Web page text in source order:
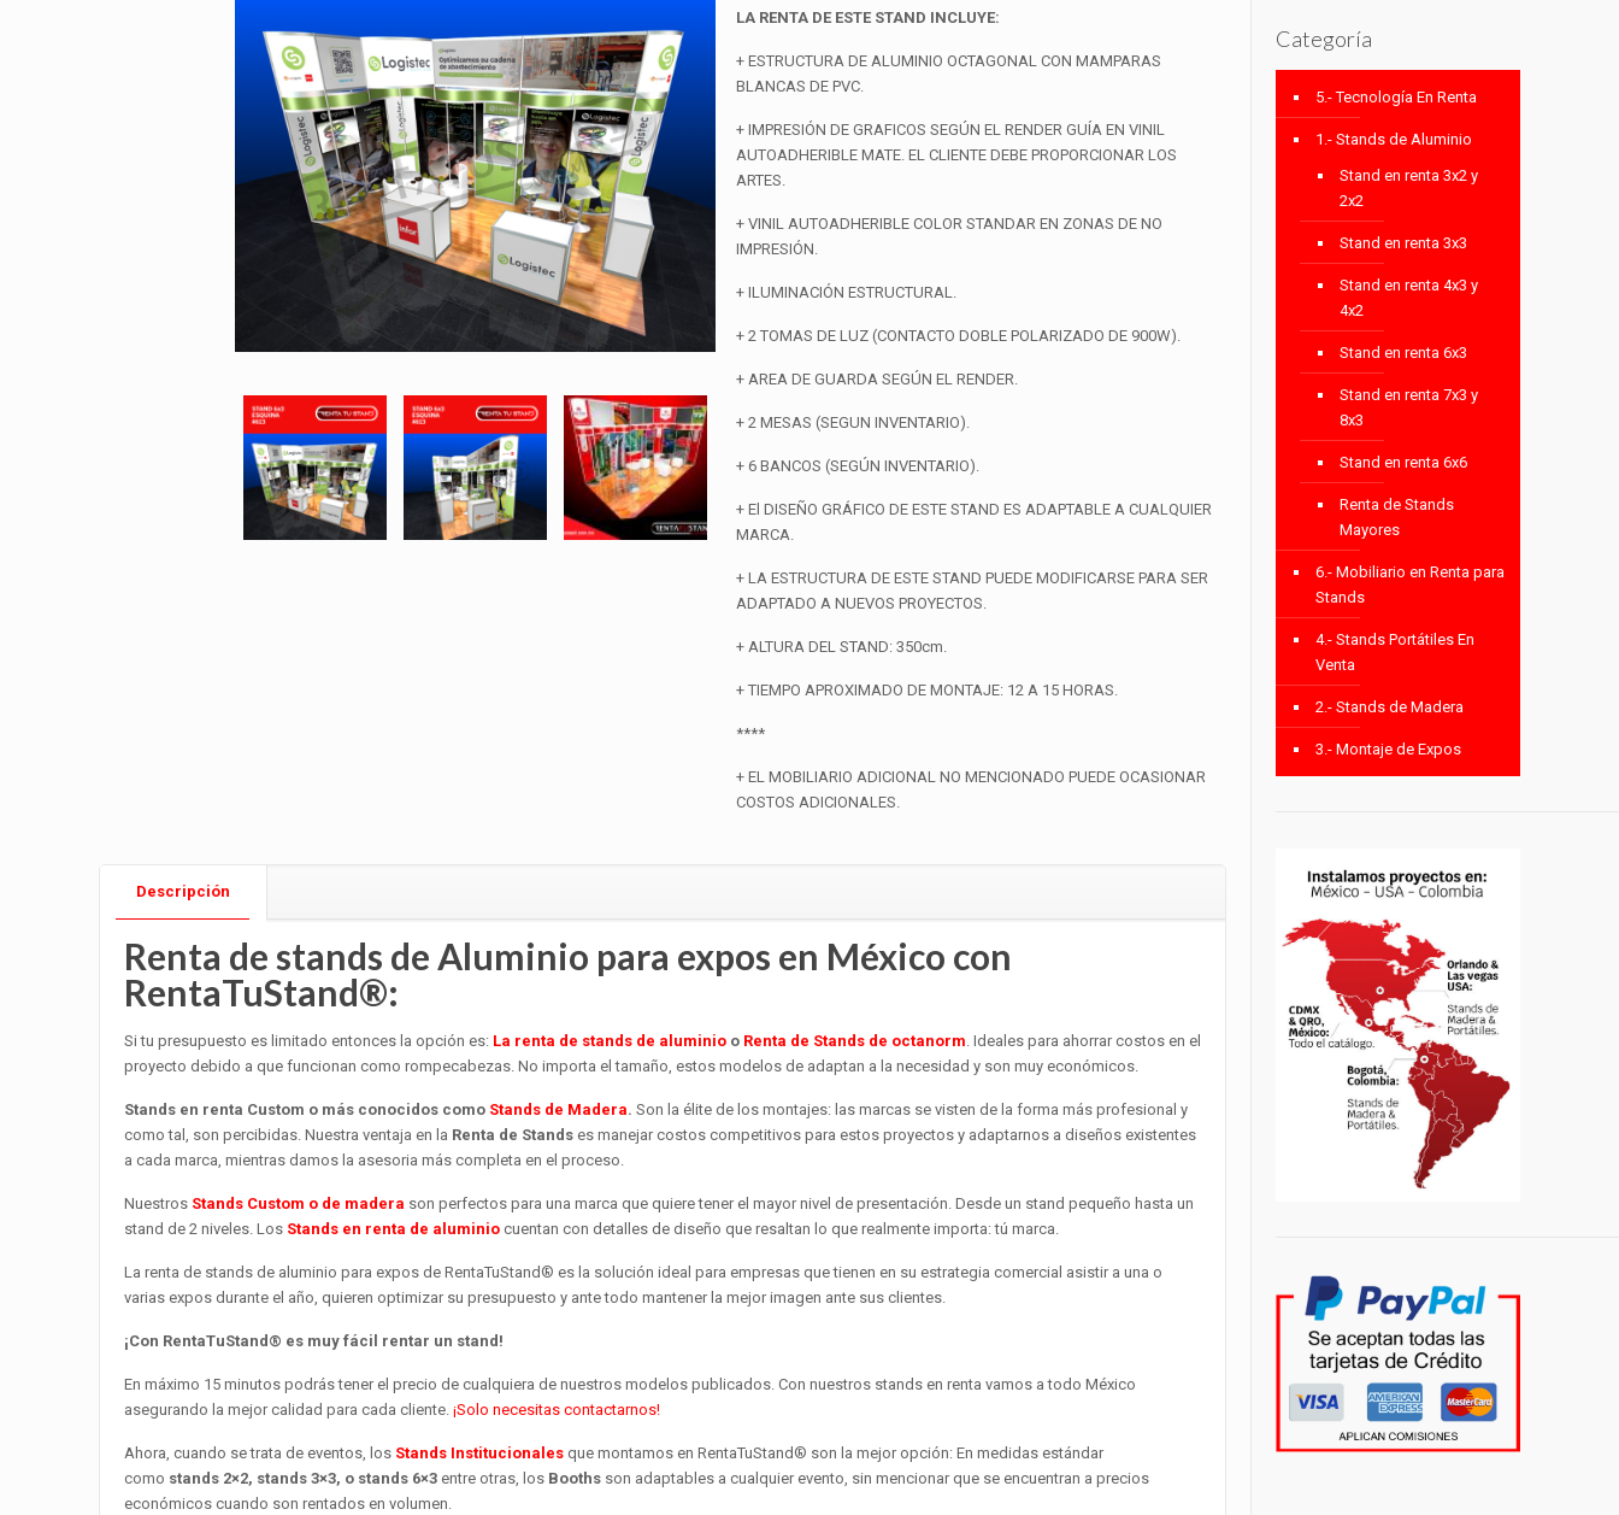
LA RENTA DE ESTE STAND INCLUYE:
+ ESTRUCTURA DE ALUMINIO OCTAGONAL CON MAMPARAS
BLANCAS DE PVC.
+ IMPRESIÓN DE GRAFICOS SEGÚN EL RENDER GUÍA EN VINIL
AUTOADHERIBLE MATE. EL CLIENTE DEBE PROPORCIONAR LOS
ARTES.
+ VINIL AUTOADHERIBLE COLOR STANDAR EN ZONAS DE NO
IMPRESIÓN.
+ ILUMINACIÓN ESTRUCTURAL.
+ 2 TOMAS DE LUZ (CONTACTO DOBLE POLARIZADO DE 900W).
+ AREA DE GUARDA SEGÚN EL RENDER.
+ 2 MESAS (SEGUN INVENTARIO).
+ 6 BANCOS (SEGÚN INVENTARIO).
+ El DISEÑO GRÁFICO DE ESTE STAND ES ADAPTABLE A CUALQUIER
MARCA.
+ LA ESTRUCTURA DE ESTE STAND PUEDE MODIFICARSE PARA SER
ADAPTADO A NUEVOS PROYECTOS.
+ ALTURA DEL STAND: 350cm.
+ TIEMPO APROXIMADO DE MONTAJE: 12 A 15 HORAS.
****
+ EL MOBILIARIO ADICIONAL NO MENCIONADO PUEDE OCASIONAR
COSTOS ADICIONALES.
Descripción
Renta de stands de Aluminio para expos en México con
RentaTuStand®:
Si tu presupuesto es limitado entonces la opción es: La renta de stands de aluminioo Renta de Stands de octanorm. Ideales para ahorrar costos en el
proyecto debido a que funcionan como rompecabezas. No importa el tamaño, estos modelos de adaptan a la necesidad y son muy económicos.
Stands en renta Custom o más conocidos como Stands de Madera. Son la élite de los montajes: las marcas se visten de la forma más profesional y
como tal, son percibidas. Nuestra ventaja en la Renta de Standses manejar costos competitivos para estos proyectos y adaptarnos a diseños existentes
a cada marca, mientras damos la asesoria más completa en el proceso.
Nuestros Stands Custom o de madera son perfectos para una marca que quiere tener el mayor nivel de presentación. Desde un stand pequeño hasta un
stand de 2 niveles. Los Stands en renta de aluminio cuentan con detalles de diseño que resaltan lo que realmente importa: tú marca.
La renta de stands de aluminio para expos de RentaTuStand® es la solución ideal para empresas que tienen en su estrategia comercial asistir a una o
varias expos durante el año, quieren optimizar su presupuesto y ante todo mantener la mejor imagen ante sus clientes.
¡Con RentaTuStand® es muy fácil rentar un stand!
En máximo 15 minutos podrás tener el precio de cualquiera de nuestros modelos publicados. Con nuestros stands en renta vamos a todo México
asegurando la mejor calidad para cada cliente. ¡Solo necesitas contactarnos!
Ahora, cuando se trata de eventos, los Stands Institucionalesque montamos en RentaTuStand® son la mejor opción: En medidas estándar
como stands 2×2, stands 3×3, o stands 6×3entre otras, los Boothsson adaptables a cualquier evento, sin mencionar que se encuentran a precios
económicos cuando son rentados en volumen.
Categoría
5.- Tecnología En Renta
1.- Stands de Aluminio
Stand en renta 3x2 y
2x2
Stand en renta 3x3
Stand en renta 4x3 y
4x2
Stand en renta 6x3
Stand en renta 7x3 y
8x3
Stand en renta 6x6
Renta de Stands
Mayores
6.- Mobiliario en Renta para
Stands
4.- Stands Portátiles En
Venta
2.- Stands de Madera
3.- Montaje de Expos